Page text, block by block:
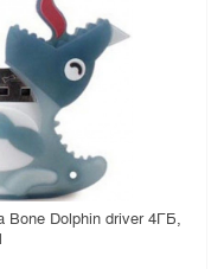
Dolphin driver 4ГБ,